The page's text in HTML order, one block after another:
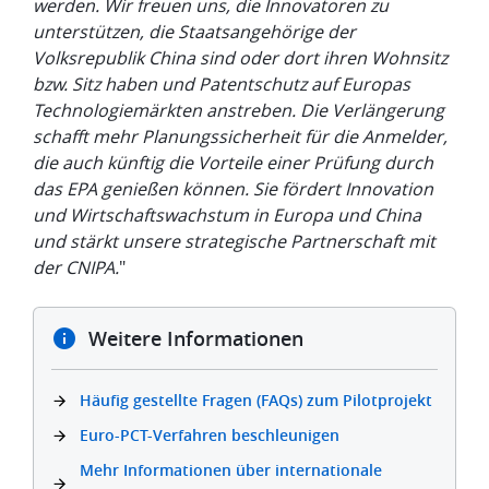
werden. Wir freuen uns, die Innovatoren zu
unterstützen, die Staatsangehörige der
Volksrepublik China sind oder dort ihren Wohnsitz
bzw. Sitz haben und Patentschutz auf Europas
Technologiemärkten anstreben. Die Verlängerung
schafft mehr Planungssicherheit für die Anmelder,
die auch künftig die Vorteile einer Prüfung durch
das EPA genießen können. Sie fördert Innovation
und Wirtschaftswachstum in Europa und China
und stärkt unsere strategische Partnerschaft mit
der CNIPA."
Weitere Informationen
Häufig gestellte Fragen (FAQs) zum Pilotprojekt
Euro-PCT-Verfahren beschleunigen
Mehr Informationen über internationale